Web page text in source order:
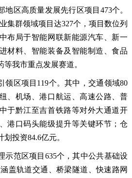
地区高质量发展先行区项目473个。
集群领域项目达327个，项目数位列
布局于智能网联新能源汽车、新一
材料、智能装备及智能制造、食品
我市重点发展赛道。
领区项目119个。其中，交通领域80
、机场、港口航运、高速公路、普
于黔江至吉首铁路等对外大通道开
港口码头能级提升等关键环节；仓
投资84.6亿元。
示范区项目635个，其中公共基础设
盖轨道交通、桥梁隧道、快速路网